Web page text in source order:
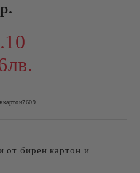
от бирен картон и